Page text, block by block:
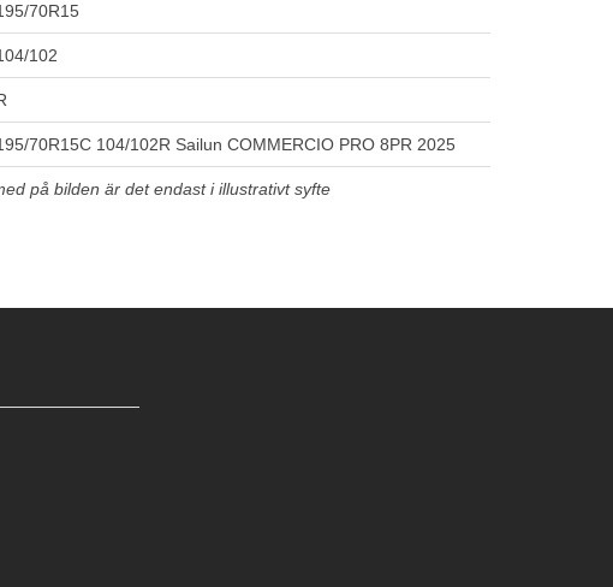
70R15
102
70R15C 104/102R Sailun COMMERCIO PRO 8PR 2025
på bilden är det endast i illustrativt syfte